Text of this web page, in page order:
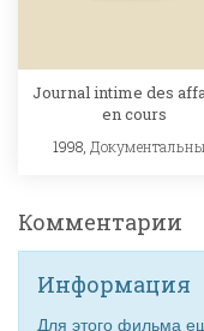
Journal intime des
en cours
1998,
Комментарии
Информация
Для этого фильма